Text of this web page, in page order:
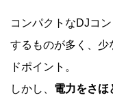
コンパクトなDJコ
するものが多く、少
ドポイント。
しかし、 電力をさほ